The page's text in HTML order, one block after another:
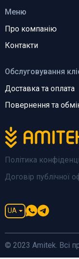
Політика
Договір публічної
UA
Обслуговування
Доставка та оплата
Повернення та
Меню
Про компанію
Контакти
© 2023 Amitek. Всі